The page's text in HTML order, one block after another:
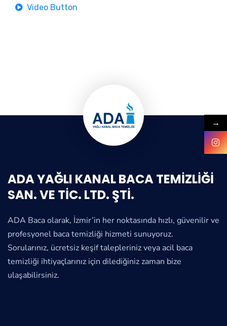
Video Button
ADA YAĞLI KANAL BACA TEMİZLİĞİ
SAN. VE TİC. LTD. ŞTİ.
ADA Baca olarak, İzmir’in her noktasında hızlı, güvenilir ve
profesyonel baca temizliği hizmeti sunuyoruz.
Sorularınız, ücretsiz keşif talepleriniz veya acil baca
temizliği ihtiyaçlarınız için dilediğiniz zaman bize
ulaşabilirsiniz.
→